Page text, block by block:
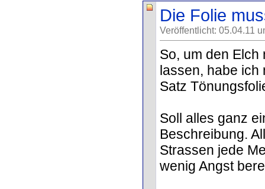
Die Folie
Veröffentlicht: 05.04.11
So, um den
lassen, habe ich
Satz
Soll alles ganz
Beschreibung.
Strassen jede
wenig Angst